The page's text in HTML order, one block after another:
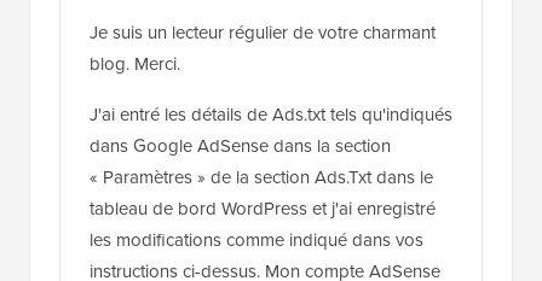
Je suis un lecteur régulier de votre charmant
blog. Merci.
J'ai entré les détails de Ads.txt tels qu'indiqués
dans Google AdSense dans la section
« Paramètres » de la section Ads.Txt dans le
tableau de bord WordPress et j'ai enregistré
les modifications comme indiqué dans vos
instructions ci-dessus. Mon compte AdSense